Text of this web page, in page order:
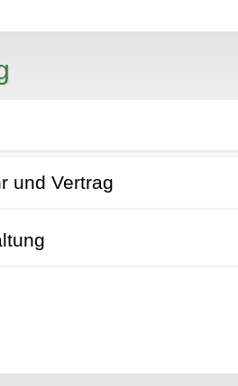
und Vertrag